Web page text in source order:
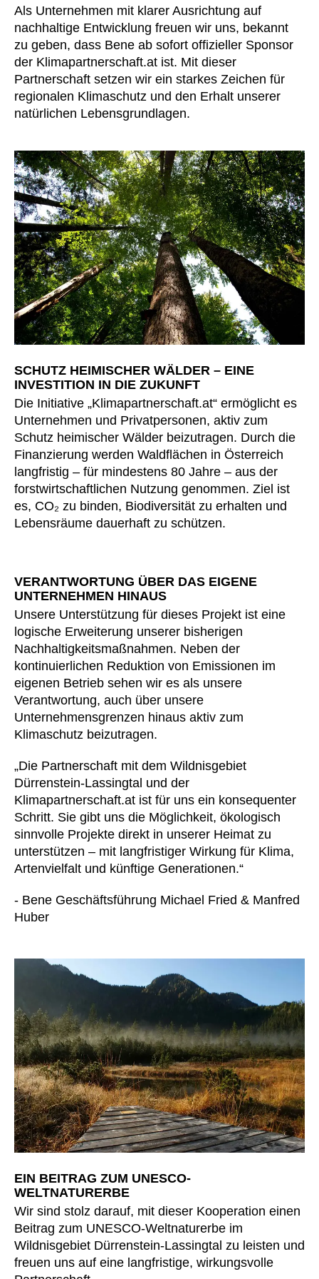
Finnland(FI)
Frankreich(FR)
Ghana (GH)
Griechenland(GR)
Großbritannien
Guinea(GN)
Indien(IN)
Indonesien(ID)
Iran(IR)
Irland(IE)
Israel(IL)
Italien(IT)
Japan(JP)
Jordanien(JO)
Kanada(CA)
Kasachstan(KZ)
Kroatien(HR)
Kuwait(KW)
Lettland(LV)
Liechtenstein(LI)
Litauen(LT)
Luxemburg(LU)
Malaysia(MY)
Marokko(MA)
Niederlande (NL)
Nordirland (UK)(GB)
Norwegen(NO)
Oman(OM)
Philippinen(PH)
Polen
Portugal(PT)
Rest der Welt()
Rumänien
Russland(RU)
Saudi-Arabien(SA)
Schweden(SE)
Schweiz(CH)
Senegal(SN)
Serbien
Slowakei(SK)
Slowenien(SI)
Südafrika(ZA)
Südkorea(KR)
Taiwan(TW)
Tansania(TZ)
Thailand(TH)
Tschechische Republik(CZ)
Tunesien(TN)
Ungarn(HU)
Vereinigte Arabische Emirate (AE)
Weißrussland(BY)
Ägypten(EG)
Österreich(AT)
Als Unternehmen mit klarer Ausrichtung auf
nachhaltige Entwicklung freuen wir uns, bekannt
zu geben, dass Bene ab sofort offizieller Sponsor
der Klimapartnerschaft.at ist. Mit dieser
Partnerschaft setzen wir ein starkes Zeichen für
regionalen Klimaschutz und den Erhalt unserer
natürlichen Lebensgrundlagen.
SCHUTZ HEIMISCHER WÄLDER – EINE
INVESTITION IN DIE ZUKUNFT
Die Initiative „Klimapartnerschaft.at“ ermöglicht es
Unternehmen und Privatpersonen, aktiv zum
Schutz heimischer Wälder beizutragen. Durch die
Finanzierung werden Waldflächen in Österreich
langfristig – für mindestens 80 Jahre – aus der
forstwirtschaftlichen Nutzung genommen. Ziel ist
es, CO₂ zu binden, Biodiversität zu erhalten und
Lebensräume dauerhaft zu schützen.
VERANTWORTUNG ÜBER DAS EIGENE
UNTERNEHMEN HINAUS
Unsere Unterstützung für dieses Projekt ist eine
logische Erweiterung unserer bisherigen
Nachhaltigkeitsmaßnahmen. Neben der
kontinuierlichen Reduktion von Emissionen im
eigenen Betrieb sehen wir es als unsere
Verantwortung, auch über unsere
Unternehmensgrenzen hinaus aktiv zum
Klimaschutz beizutragen.
„Die Partnerschaft mit dem Wildnisgebiet
Dürrenstein-Lassingtal und der
Klimapartnerschaft.at ist für uns ein konsequenter
Schritt. Sie gibt uns die Möglichkeit, ökologisch
sinnvolle Projekte direkt in unserer Heimat zu
unterstützen – mit langfristiger Wirkung für Klima,
Artenvielfalt und künftige Generationen.“
- Bene Geschäftsführung Michael Fried & Manfred
Huber
EIN BEITRAG ZUM UNESCO-
WELTNATURERBE
Wir sind stolz darauf, mit dieser Kooperation einen
Beitrag zum UNESCO-Weltnaturerbe im
Wildnisgebiet Dürrenstein-Lassingtal zu leisten und
freuen uns auf eine langfristige, wirkungsvolle